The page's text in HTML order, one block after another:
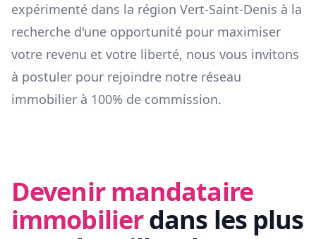
expérimenté dans la région Vert-Saint-Denis à la
recherche d'une opportunité pour maximiser
votre revenu et votre liberté, nous vous invitons
à postuler pour rejoindre notre réseau
immobilier à 100% de commission.
Devenir mandataire
immobilierdans les plus